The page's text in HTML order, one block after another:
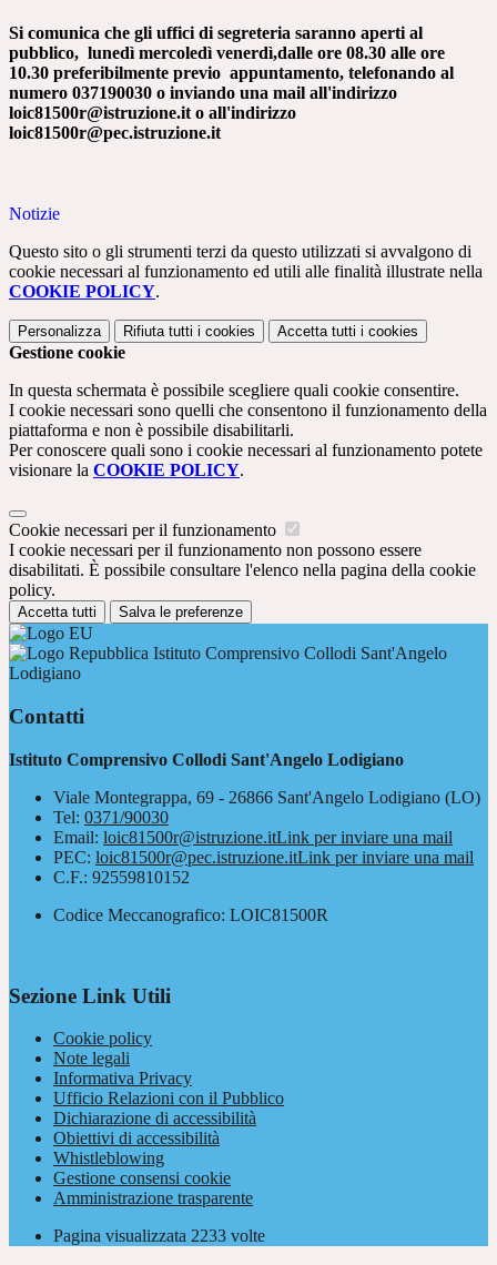
Si comunica che gli uffici di segreteria saranno aperti al
pubblico, lunedì mercoledì venerdì,dalle ore 08.30 alle ore
10.30 preferibilmente previo appuntamento, telefonando al
numero 037190030 o inviando una mail all'indirizzo
loic81500r@istruzione.it o all'indirizzo
loic81500r@pec.istruzione.it
Notizie
Questo sito o gli strumenti terzi da questo utilizzati si avvalgono di
cookie necessari al funzionamento ed utili alle finalità illustrate nella
COOKIE POLICY.
Personalizza Rifiuta tutti i cookies Accetta tutti i cookies
Gestione cookie
In questa schermata è possibile scegliere quali cookie consentire.
I cookie necessari sono quelli che consentono il funzionamento della
piattaforma e non è possibile disabilitarli.
Per conoscere quali sono i cookie necessari al funzionamento potete
visionare la COOKIE POLICY.
Cookie necessari per il funzionamento
I cookie necessari per il funzionamento non possono essere
disabilitati. È possibile consultare l'elenco nella pagina della cookie
policy.
Accetta tutti Salva le preferenze
Istituto Comprensivo Collodi Sant'Angelo
Lodigiano
Contatti
Istituto Comprensivo Collodi Sant'Angelo Lodigiano
Viale Montegrappa, 69 - 26866 Sant'Angelo Lodigiano (LO)
Tel: 0371/90030
Email: loic81500r@istruzione.itLink per inviare una mail
PEC: loic81500r@pec.istruzione.itLink per inviare una mail
C.F.: 92559810152
Codice Meccanografico: LOIC81500R
Sezione Link Utili
Cookie policy
Note legali
Informativa Privacy
Ufficio Relazioni con il Pubblico
Dichiarazione di accessibilità
Obiettivi di accessibilità
Whistleblowing
Gestione consensi cookie
Amministrazione trasparente
Pagina visualizzata 2233 volte